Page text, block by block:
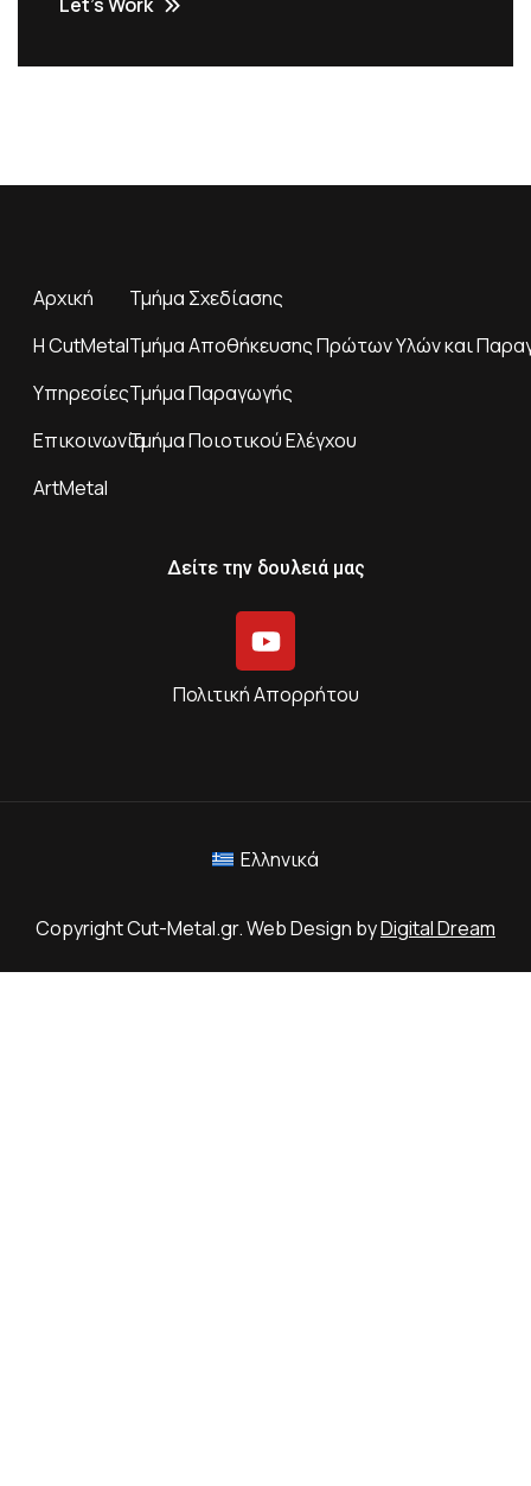
Let’s Work
Αρχική
H CutMetal
Υπηρεσίες
Επικοινωνία
ArtMetal
Τμήμα Σχεδίασης
Τμήμα Αποθήκευσης Πρώτων Υλών και
Τμήμα Παραγωγής
Τμήμα Ποιοτικού Ελέγχου
Δείτε την δουλειά μας
Πολιτική Απορρήτου
Ελληνικά
Copyright Cut-Metal.gr. Web Design byDigital Dream